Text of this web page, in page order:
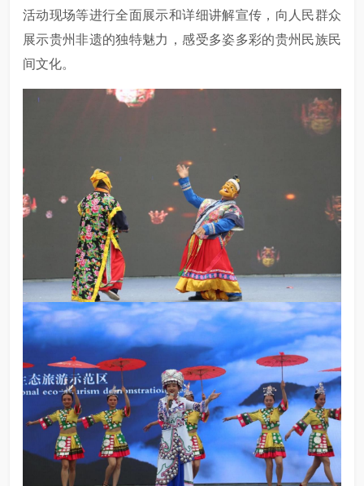
活动现场等进行全面展示和详细讲解宣传，向人民群众
展示贵州非遗的独特魅力，感受多姿多彩的贵州民族民
间文化。